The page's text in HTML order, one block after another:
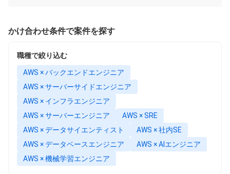
かけ合わせ条件で案件を探す
職種で絞り込む
AWS × バックエンドエンジニア
AWS × サーバーサイドエンジニア
AWS × インフラエンジニア
AWS × サーバーエンジニア
AWS × SRE
AWS × データサイエンティスト
AWS × 社内SE
AWS × データベースエンジニア
AWS × AIエンジニア
AWS × 機械学習エンジニア